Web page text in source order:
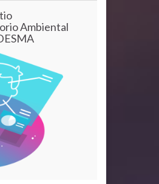
Ambiental